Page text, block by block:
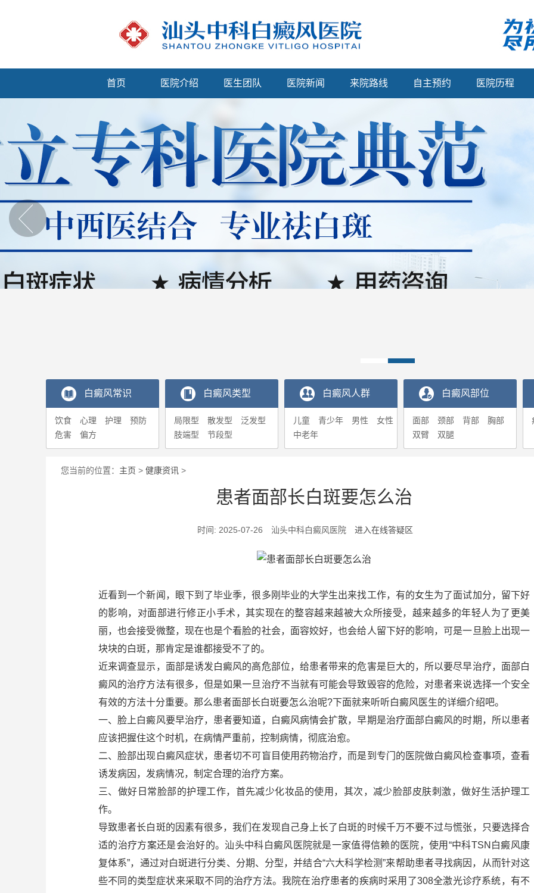
首页 医院介绍 医生团队 医院新闻 来院路线 自主预约 医院历程
白癜风常识
饮食 心理 护理
预防
危害
偏方
白癜风类型
局限型 散发型
泛发型
肢端型
节段型
白癜风人群
儿童 青少年 男性
女性
中老年
白癜风部位
面部 颈部 背部
胸部
双臂
双腿
您当前的位置： 主页 > 健康资讯 >
患者面部长白斑要怎么治
时间: 2025-07-26 汕头中科白癜风医院 进入在线答疑区
近看到一个新闻，眼下到了毕业季，很多刚毕业的大学生出来找工作，有的女生为了面试加分，留下好
的影响，对面部进行修正小手术，其实现在的整容越来越被大众所接受，越来越多的年轻人为了更美
丽，也会接受微整，现在也是个看脸的社会，面容姣好，也会给人留下好的影响，可是一旦脸上出现一
块块的白斑，那肯定是谁都接受不了的。
近来调查显示，面部是诱发白癜风的高危部位，给患者带来的危害是巨大的，所以要尽早治疗，面部白
癜风的治疗方法有很多，但是如果一旦治疗不当就有可能会导致毁容的危险，对患者来说选择一个安全
有效的方法十分重要。那么患者面部长白斑要怎么治呢?下面就来听听白癜风医生的详细介绍吧。
一、脸上白癜风要早治疗，患者要知道，白癜风病情会扩散，早期是治疗面部白癜风的时期，所以患者
应该把握住这个时机，在病情严重前，控制病情，彻底治愈。
二、脸部出现白癜风症状，患者切不可盲目使用药物治疗，而是到专门的医院做白癜风检查事项，查看
诱发病因，发病情况，制定合理的治疗方案。
三、做好日常脸部的护理工作，首先减少化妆品的使用，其次，减少脸部皮肤刺激，做好生活护理工
作。
导致患者长白斑的因素有很多，我们在发现自己身上长了白斑的时候千万不要不过与慌张，只要选择合
适的治疗方案还是会治好的。汕头中科白癜风医院就是一家值得信赖的医院，使用“中科TSN白癜风康
复体系”，通过对白斑进行分类、分期、分型，并结合“六大科学检测”来帮助患者寻找病因，从而针对这
些不同的类型症状来采取不同的治疗方法。我院在治疗患者的疾病时采用了308全激光诊疗系统，有不